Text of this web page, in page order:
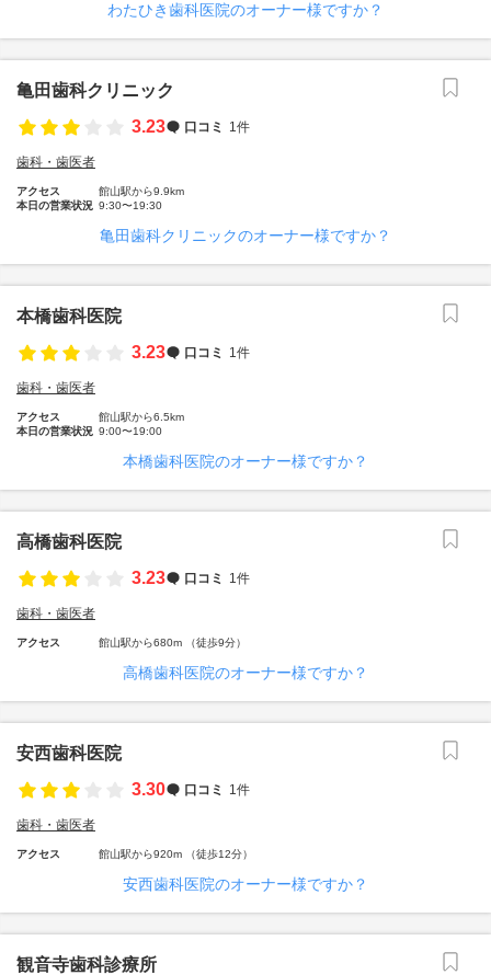
わたひき歯科医院のオーナー様ですか？
亀田歯科クリニック
3.23
口コミ 1件
歯科・歯医者
アクセス
館山駅から9.9km
本日の営業状況 9:30〜19:30
亀田歯科クリニックのオーナー様ですか？
本橋歯科医院
3.23
口コミ 1件
歯科・歯医者
アクセス
館山駅から6.5km
本日の営業状況 9:00〜19:00
本橋歯科医院のオーナー様ですか？
高橋歯科医院
3.23
口コミ 1件
歯科・歯医者
アクセス 館山駅から680m （徒歩9分）
高橋歯科医院のオーナー様ですか？
安西歯科医院
3.30
口コミ 1件
歯科・歯医者
アクセス 館山駅から920m （徒歩12分）
安西歯科医院のオーナー様ですか？
観音寺歯科診療所